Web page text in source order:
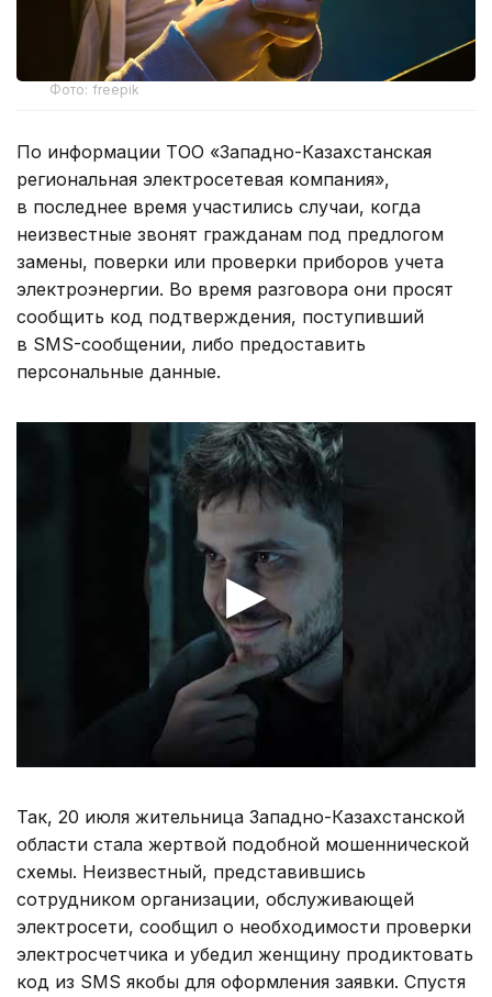
Фото: freepik
По информации ТОО «Западно-Казахстанская
региональная электросетевая компания»,
в последнее время участились случаи, когда
неизвестные звонят гражданам под предлогом
замены, поверки или проверки приборов учета
электроэнергии. Во время разговора они просят
сообщить код подтверждения, поступивший
в SMS-сообщении, либо предоставить
персональные данные.
Так, 20 июля жительница Западно-Казахстанской
области стала жертвой подобной мошеннической
схемы. Неизвестный, представившись
сотрудником организации, обслуживающей
электросети, сообщил о необходимости проверки
электросчетчика и убедил женщину продиктовать
код из SMS якобы для оформления заявки. Спустя